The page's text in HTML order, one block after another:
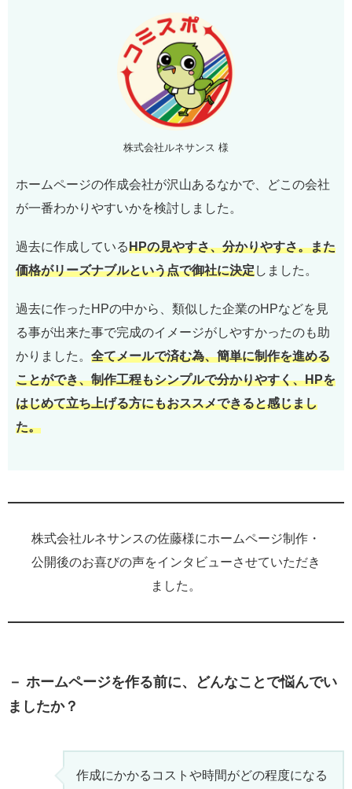
株式会社ルネサンス 様
ホームページの作成会社が沢山あるなかで、どこの会社
が一番わかりやすいかを検討しました。
過去に作成しているHPの見やすさ、分かりやすさ。また
価格がリーズナブルという点で御社に決定しました。
過去に作ったHPの中から、類似した企業のHPなどを見
る事が出来た事で完成のイメージがしやすかったのも助
かりました。 全てメールで済む為、簡単に制作を進める
ことができ、制作工程もシンプルで分かりやすく、HPを
はじめて立ち上げる方にもおススメできると感じまし
た。
株式会社ルネサンスの佐藤様にホームページ制作・
公開後のお喜びの声をインタビューさせていただき
ました。
－ ホームページを作る前に、どんなことで悩んでい
ましたか？
作成にかかるコストや時間がどの程度になる